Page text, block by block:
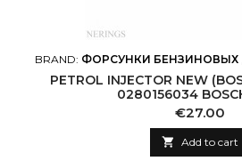
BRAND: ФОРСУНКИ БЕНЗИНОВЫХ
PETROL INJECTOR NEW
0280156034
Price
€27.00
 Add to cart